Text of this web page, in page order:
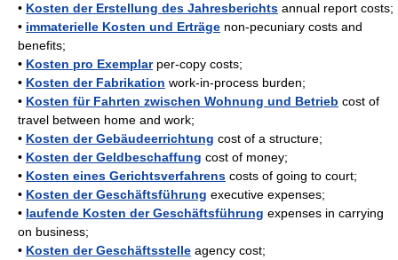
• Kosten der Erstellung des Jahresberichts annual report costs;
• immaterielle Kosten und Erträge non-pecuniary costs and
benefits;
• Kosten pro Exemplarper-copy costs;
• Kosten der Fabrikation work-in-process burden;
• Kosten für Fahrten zwischen Wohnung und Betrieb cost of
travel between home and work;
• Kosten der Gebäudeerrichtung cost of a structure;
• Kosten der Geldbeschaffung cost of money;
• Kosten eines Gerichtsverfahrens costs of going to court;
• Kosten der Geschäftsführung executive expenses;
• laufende Kosten der Geschäftsführung expenses in carrying
on business;
• Kosten der Geschäftsstelle agency cost;